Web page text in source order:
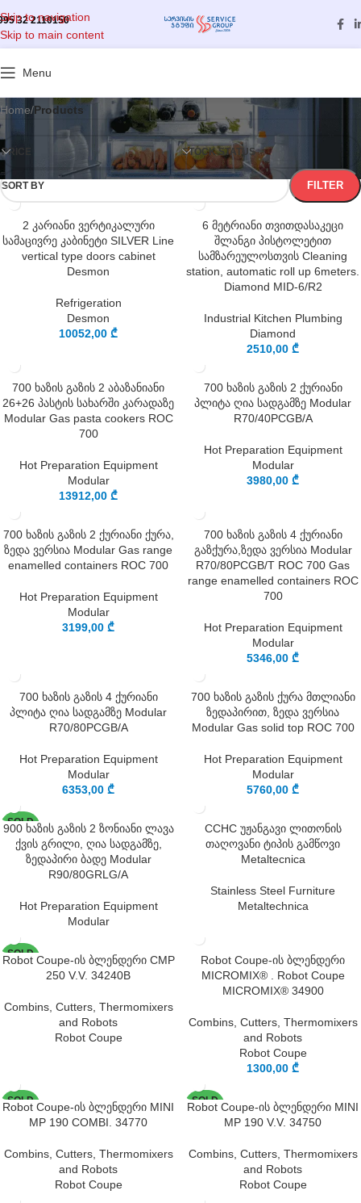
Skip to navigation
Skip to main content
32 2110150
Menu
Home/Products
PRICE STOCK STATUS
SORT BY FILTER
2 კარიანი ვერტიკალური
სამაცივრე კაბინეტი SILVER Line
vertical type doors cabinet
Desmon
Refrigeration
Desmon
10052,00 ₾
6 მეტრიანი თვითდასაკეცი
შლანგი პისტოლეტით
სამზარეულოსთვის Cleaning
station, automatic roll up 6meters.
Diamond MID-6/R2
Industrial Kitchen Plumbing
Diamond
2510,00 ₾
700 ხაზის გაზის 2 აბაზანიანი
26+26 პასტის სახარში კარადაზე
Modular Gas pasta cookers ROC
700
Hot Preparation Equipment
Modular
13912,00 ₾
700 ხაზის გაზის 2 ქურიანი
პლიტა ღია სადგამზე Modular
R70/40PCGB/A
Hot Preparation Equipment
Modular
3980,00 ₾
700 ხაზის გაზის 2 ქურიანი ქურა,
ზედა ვერსია Modular Gas range
enamelled containers ROC 700
Hot Preparation Equipment
Modular
3199,00 ₾
700 ხაზის გაზის 4 ქურიანი
გაზქურა,ზედა ვერსია Modular
R70/80PCGB/T ROC 700 Gas
range enamelled containers ROC
700
Hot Preparation Equipment
Modular
5346,00 ₾
700 ხაზის გაზის 4 ქურიანი
პლიტა ღია სადგამზე Modular
R70/80PCGB/A
Hot Preparation Equipment
Modular
6353,00 ₾
700 ხაზის გაზის ქურა მთლიანი
ზედაპირით, ზედა ვერსია
Modular Gas solid top ROC 700
Hot Preparation Equipment
Modular
5760,00 ₾
SOLD
OUT
900 ხაზის გაზის 2 ზონიანი ლავა
ქვის გრილი, ღია სადგამზე,
ზედაპირი ბადე Modular
R90/80GRLG/A
Hot Preparation Equipment
Modular
CCHC უჟანგავი ლითონის
თაღოვანი ტიპის გამწოვი
Metaltecnica
Stainless Steel Furniture
Metaltechnica
SOLD
OUT
Robot Coupe-ის ბლენდერი CMP
250 V.V. 34240B
Combins, Cutters, Thermomixers
and Robots
Robot Coupe
Robot Coupe-ის ბლენდერი
MICROMIX® . Robot Coupe
MICROMIX® 34900
Combins, Cutters, Thermomixers
and Robots
Robot Coupe
1300,00 ₾
SOLD
OUT
Robot Coupe-ის ბლენდერი MINI
MP 190 COMBI. 34770
Combins, Cutters, Thermomixers
and Robots
Robot Coupe
SOLD
OUT
Robot Coupe-ის ბლენდერი MINI
MP 190 V.V. 34750
Combins, Cutters, Thermomixers
and Robots
Robot Coupe